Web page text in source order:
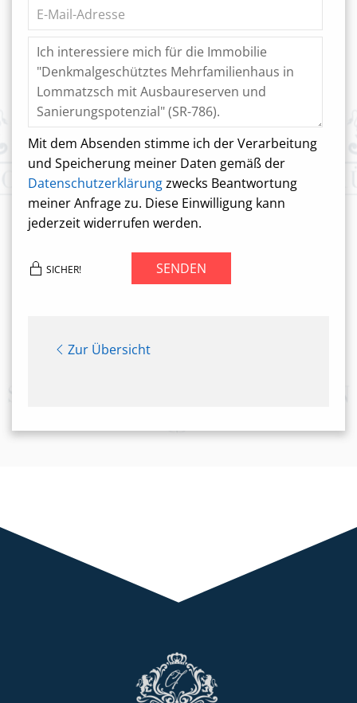
Mit dem Absenden stimme ich der Verarbeitung
und Speicherung meiner Daten gemäß der
Datenschutzerklärungzwecks Beantwortung
meiner Anfrage zu. Diese Einwilligung kann
jederzeit widerrufen werden.
SICHER! SENDEN
Zur Übersicht